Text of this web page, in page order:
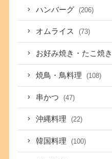
ハンバーグ (206)
オムライス (73)
お好み焼き・たこ焼き
焼鳥・鳥料理 (108)
串かつ (47)
沖縄料理 (22)
韓国料理 (100)